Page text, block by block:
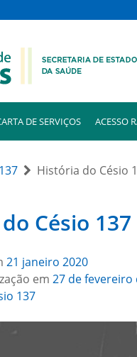
DE SERVIÇOS ACESSO
História do Césio
Césio
21 janeiro 2020
em 27 de fevereiro
137